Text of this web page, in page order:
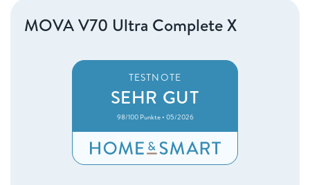
MOVA V70 Ultra Complete X
TESTNOTE
SEHR GUT
98/100 Punkte • 05/2026